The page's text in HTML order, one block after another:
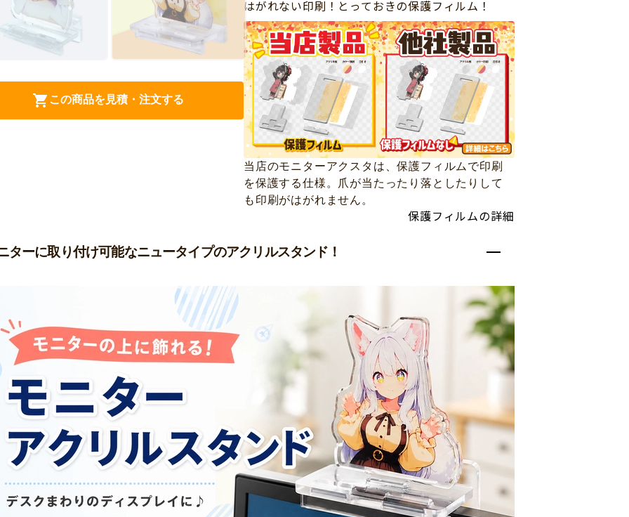
この商品を見積・注文する
はがれない印刷！とっておきの保護フィルム！
当店のモニターアクスタは、保護フィルムで印刷
を保護する仕様。爪が当たったり落としたりして
も印刷がはがれません。
保護フィルムの詳細
ターに取り付け可能なニュータイプのアクリルスタンド！